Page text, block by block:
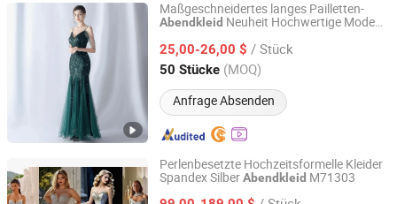
Maßgeschneidertes langes Pailletten-
Abendkleid Neuheit Hochwertige Mode
25,00-26,00 $ / Stück
50 Stücke (MOQ)
Anfrage Absenden
Guangzhou Panyu district south village Jinluoxuan
clothing factory
Guangdong, China Seit 2025
Perlenbesetzte Hochzeitsformelle Kleider
Spandex SilberAbendkleid M71303
Suzhou Leader Apparel Co., Ltd.